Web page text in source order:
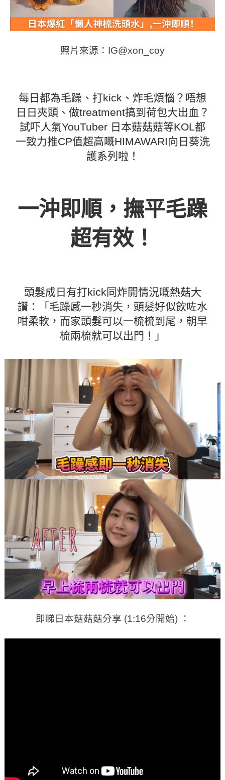
照片來源：IG@xon_coy
每日都為毛躁、打kick、炸毛煩惱？唔想
日日夾頭、做treatment搞到荷包大出血？
試吓人氣YouTuber 日本菇菇菇等KOL都
一致力推CP值超高嘅HIMAWARI向日葵洗
護系列啦！
一沖即順，撫平毛躁
超有效！
頭髮成日有打kick同炸開情況嘅熱菇大
讚：「毛躁感一秒消失，頭髮好似飲咗水
咁柔軟，而家頭髮可以一梳梳到尾，朝早
梳兩梳就可以出門！」
即睇日本菇菇菇分享 (1:16分開始) ：